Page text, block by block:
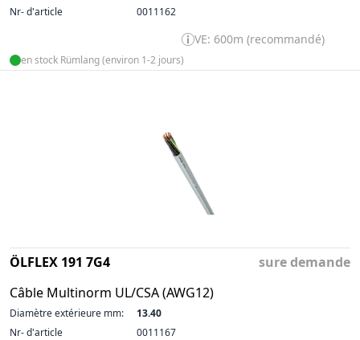
Nr- d'article 0011162
VE: 600m (recommandé)
en stock Rümlang (environ 1-2 jours)
ÖLFLEX 191 7G4
Câble Multinorm UL/CSA (AWG12)
sure demande
Diamètre extérieure mm:
13.40
Nr- d'article
0011167